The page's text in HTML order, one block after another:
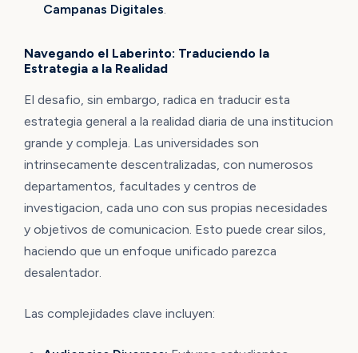
Campanas Digitales
Navegando el Laberinto: Traduciendo la
Estrategia a la Realidad
El desafio, sin embargo, radica en traducir esta
estrategia general a la realidad diaria de una institucion
grande y compleja. Las universidades son
intrinsecamente descentralizadas, con numerosos
departamentos, facultades y centros de
investigacion, cada uno con sus propias necesidades
y objetivos de comunicacion. Esto puede crear silos,
haciendo que un enfoque unificado parezca
desalentador.
Las complejidades clave incluyen: